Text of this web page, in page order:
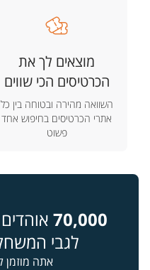
מוצאים לך את
הכרטיסים הכי שווים
השוואה מהירה ובטוחה בין כל
אתרי הכרטיסים בחיפוש אחד
פשוט
70,000
לגבי
אתה